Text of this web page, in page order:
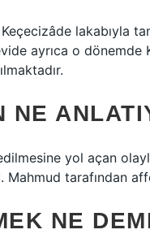
lakabıyla
ayrıca o
NE
yol açan
Mahmud tarafından
NE